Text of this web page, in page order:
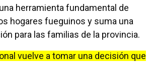
herramienta fundamental de
hogares fueguinos y suma una
para las familias de la provincia.
vuelve a tomar una decisión que